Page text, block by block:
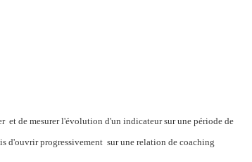
et de mesurer l'évolution d'un indicateur sur une période de
d'ouvrir progressivement sur une relation de coaching